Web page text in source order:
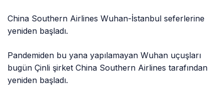
China Southern Airlines Wuhan-İstanbul seferlerine
yeniden başladı.
Pandemiden bu yana yapılamayan Wuhan uçuşları
bugün Çinli şirket China Southern Airlines tarafından
yeniden başladı.